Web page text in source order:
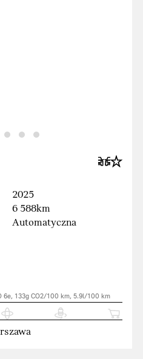
2025
6 588km
Automatyczna
6e, 133g CO2/100 km, 5.9l/100 km